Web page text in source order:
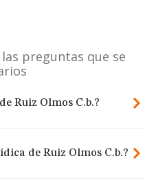
preguntas que se
Ruiz Olmos C.b.?
de Ruiz Olmos C.b.?